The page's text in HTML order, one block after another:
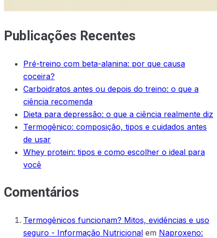
Publicações Recentes
Pré-treino com beta-alanina: por que causa
coceira?
Carboidratos antes ou depois do treino: o que a
ciência recomenda
Dieta para depressão: o que a ciência realmente diz
Termogênico: composição, tipos e cuidados antes
de usar
Whey protein: tipos e como escolher o ideal para
você
Comentários
Termogênicos funcionam? Mitos, evidências e uso
seguro - Informação Nutricional em Naproxeno: